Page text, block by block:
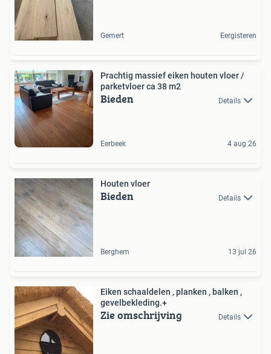
Gemert Eergisteren
Prachtig massief eiken houten vloer /
parketvloer ca 38 m2
Bieden Details
Eerbeek 4 aug 26
Houten vloer
Bieden Details
Berghem 13 jul 26
Eiken schaaldelen , planken , balken ,
gevelbekleding.+
Zie omschrijving Details